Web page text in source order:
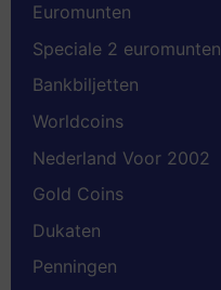
Euromunten
Speciale 2 euromunten
Bankbiljetten
Worldcoins
Nederland Voor 2002
Gold Coins
Dukaten
Penningen